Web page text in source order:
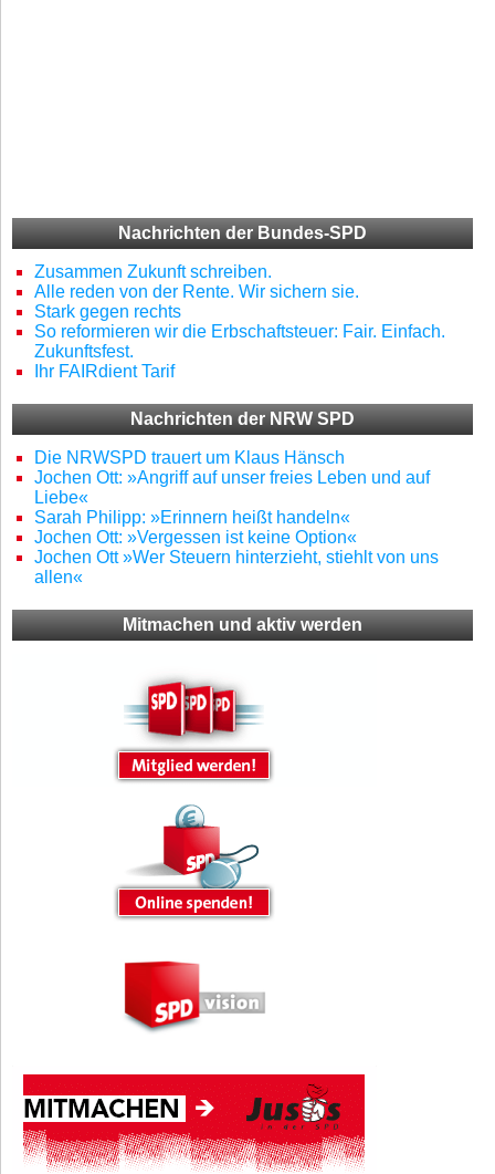
Nachrichten der Bundes-SPD
Zusammen Zukunft schreiben.
Alle reden von der Rente. Wir sichern sie.
Stark gegen rechts
So reformieren wir die Erbschaftsteuer: Fair. Einfach.
Zukunftsfest.
Ihr FAIRdient Tarif
Nachrichten der NRW SPD
Die NRWSPD trauert um Klaus Hänsch
Jochen Ott: »Angriff auf unser freies Leben und auf
Liebe«
Sarah Philipp: »Erinnern heißt handeln«
Jochen Ott: »Vergessen ist keine Option«
Jochen Ott »Wer Steuern hinterzieht, stiehlt von uns
allen«
Mitmachen und aktiv werden